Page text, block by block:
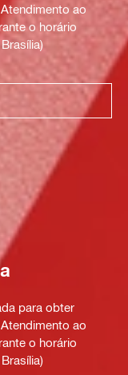
ao
o horário
para obter
ao
o horário